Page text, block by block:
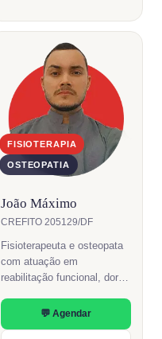
FISIOTERAPIA
OSTEOPATIA
João Máximo
CREFITO 205129/DF
Fisioterapeuta e osteopata
com atuação em
reabilitação funcional, dor
motora. Abordagem manual
e integrativa.
💬 Agendar